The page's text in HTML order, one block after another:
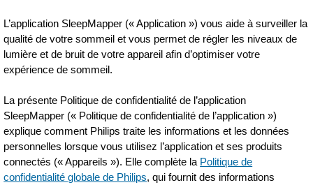
L’application SleepMapper (« Application ») vous aide à surveiller la
qualité de votre sommeil et vous permet de régler les niveaux de
lumière et de bruit de votre appareil afin d’optimiser votre
expérience de sommeil.
La présente Politique de confidentialité de l’application
SleepMapper (« Politique de confidentialité de l’application »)
explique comment Philips traite les informations et les données
personnelles lorsque vous utilisez l’application et ses produits
connectés (« Appareils »). Elle complète la Politique de
confidentialité globale de Philips, qui fournit des informations